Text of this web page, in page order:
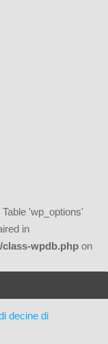
'wp_options'
in
wpdb.phpon
decine di